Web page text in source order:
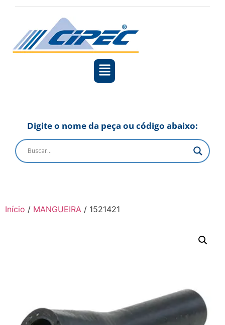
Digite o nome da peça ou código abaixo:
Início / MANGUEIRA / 1521421